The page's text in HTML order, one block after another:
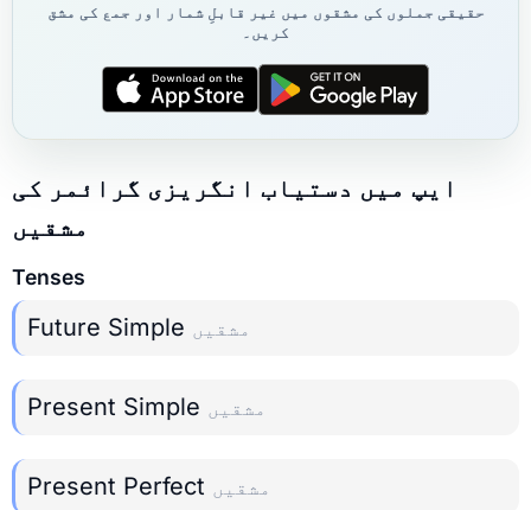
حقیقی جملوں کی مشقوں میں غیر قابلِ شمار اور جمع کی مشق
کریں۔
ایپ میں دستیاب انگریزی گرائمر کی
مشقیں
Tenses
Future Simple مشقیں
Present Simple مشقیں
Present Perfect مشقیں